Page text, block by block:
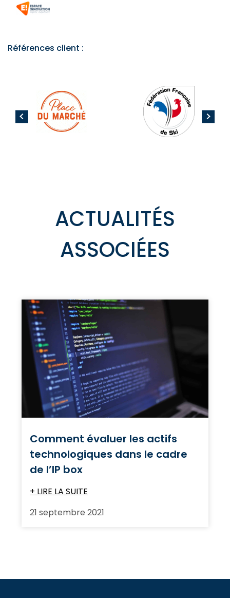
Références client :
ACTUALITÉS
ASSOCIÉES
Comment évaluer les actifs
technologiques dans le cadre
de l’IP box
+ LIRE LA SUITE
21 septembre 2021